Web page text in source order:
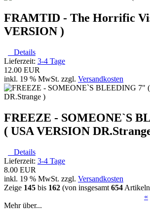
FRAMTID - The Horrific
VERSION )
Details
Lieferzeit: 3-4 Tage
12.00 EUR
inkl. 19 % MwSt. zzgl. Versandkosten
FREEZE - SOMEONE`S
( USA VERSION
Details
Lieferzeit: 3-4 Tage
8.00 EUR
inkl. 19 % MwSt. zzgl. Versandkosten
Zeige 145 bis 162 (von insgesamt 654
«
Mehr über...